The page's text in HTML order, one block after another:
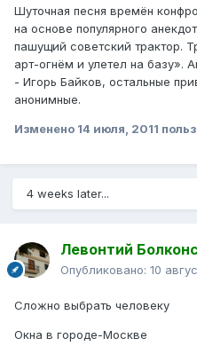
Шуточная песня времён
на основе популярного
пашущий советский трактор.
арт-огнём и улетел на базу».
- Игорь Байков, остальные
анонимные.
Изменено 14 июля, 2011
4 weeks later...
Левонтий
Опубликовано: 10
Сложно выбрать человеку
Окна в городе-Москве